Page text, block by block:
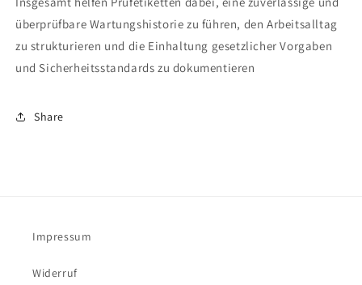
überprüfbare Wartungshistorie zu führen, den Arbeitsalltag
zu strukturieren und die Einhaltung gesetzlicher Vorgaben
und Sicherheitsstandards zu dokumentieren
Share
Impressum
Widerruf